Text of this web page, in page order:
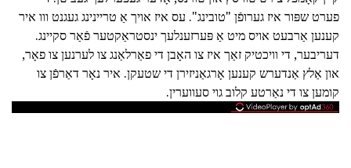
פערט שפּור איז גערופֿן "טובינג". עס איז אויך אַ טריינינג געגנט ווו איר
קענען אַרבעט אויס מיט אַ פּערזענלעך ינסטראַקטער פֿאַר סקיינג.
דעריבער, די וויכטיק זאַך איז צו האָבן די פאַרלאַנג צו לערנען צו פאָר,
און אַלץ אַנדערש קענען אָרגאַניזירן די שטעקן. איר נאָר דאַרפֿן צו
קומען צו די נאַרטע קלוב גוי סעווערין.